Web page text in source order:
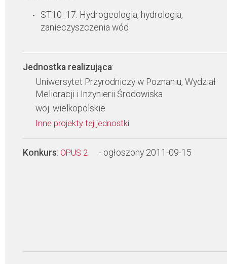
ST10_17: Hydrogeologia, hydrologia,
zanieczyszczenia wód
Jednostka realizująca:
Uniwersytet Przyrodniczy w Poznaniu, Wydział
Melioracji i Inżynierii Środowiska
woj. wielkopolskie
Inne projekty tej jednostki
Konkurs: OPUS 2 - ogłoszony 2011-09-15